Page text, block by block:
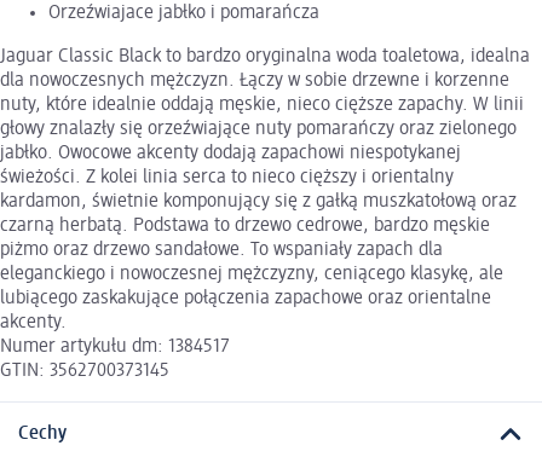
Orzeźwiajace jabłko i pomarańcza
Jaguar Classic Black to bardzo oryginalna woda toaletowa, idealna
dla nowoczesnych mężczyzn. Łączy w sobie drzewne i korzenne
nuty, które idealnie oddają męskie, nieco cięższe zapachy. W linii
głowy znalazły się orzeźwiające nuty pomarańczy oraz zielonego
jabłko. Owocowe akcenty dodają zapachowi niespotykanej
świeżości. Z kolei linia serca to nieco cięższy i orientalny
kardamon, świetnie komponujący się z gałką muszkatołową oraz
czarną herbatą. Podstawa to drzewo cedrowe, bardzo męskie
piżmo oraz drzewo sandałowe. To wspaniały zapach dla
eleganckiego i nowoczesnej mężczyzny, ceniącego klasykę, ale
lubiącego zaskakujące połączenia zapachowe oraz orientalne
akcenty.
Numer artykułu dm: 1384517
GTIN: 3562700373145
Cechy